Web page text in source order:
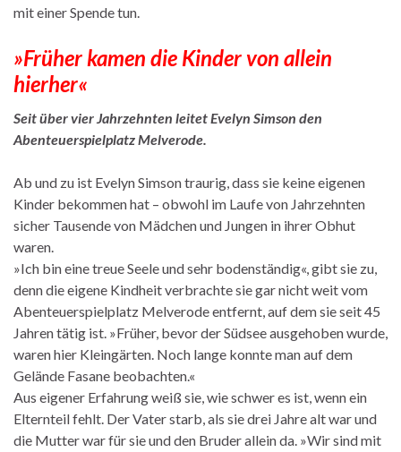
mit einer Spende tun.
»Früher kamen die Kinder von allein
hierher«
Seit über vier Jahrzehnten leitet Evelyn Simson den
Abenteuerspielplatz Melverode.
Ab und zu ist Evelyn Simson traurig, dass sie keine eigenen
Kinder bekommen hat – obwohl im Laufe von Jahrzehnten
sicher Tausende von Mädchen und Jungen in ihrer Obhut
waren.
»Ich bin eine treue Seele und sehr bodenständig«, gibt sie zu,
denn die eigene Kindheit verbrachte sie gar nicht weit vom
Abenteuerspielplatz Melverode entfernt, auf dem sie seit 45
Jahren tätig ist. »Früher, bevor der Südsee ausgehoben wurde,
waren hier Kleingärten. Noch lange konnte man auf dem
Gelände Fasane beobachten.«
Aus eigener Erfahrung weiß sie, wie schwer es ist, wenn ein
Elternteil fehlt. Der Vater starb, als sie drei Jahre alt war und
die Mutter war für sie und den Bruder allein da. »Wir sind mit